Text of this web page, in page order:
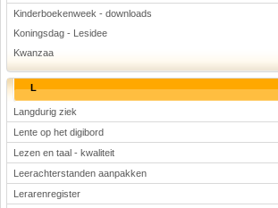
Kinderboekenweek - downloads
Koningsdag - Lesidee
Kwanzaa
L
Langdurig ziek
Lente op het digibord
Lezen en taal - kwaliteit
Leerachterstanden aanpakken
Lerarenregister